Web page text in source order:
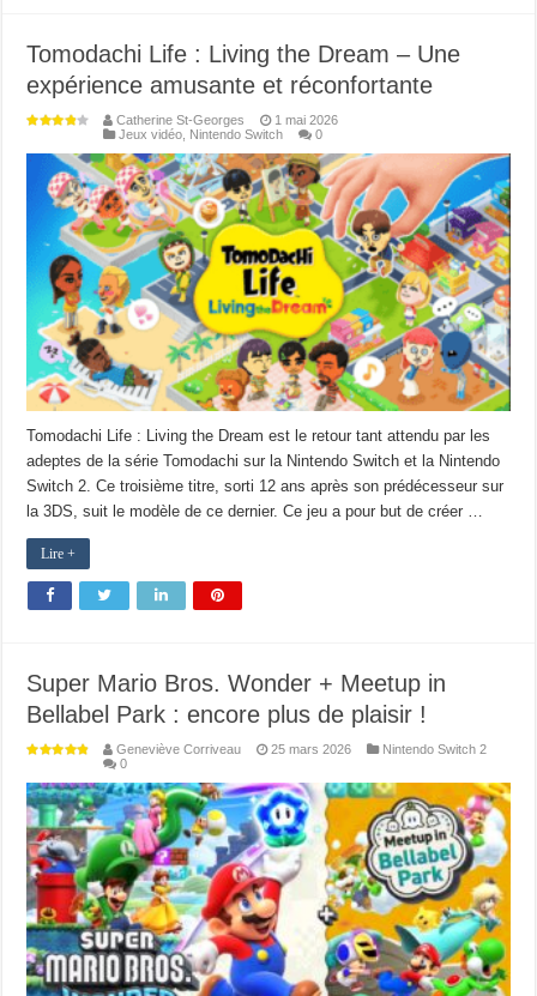
Tomodachi Life : Living the Dream – Une
expérience amusante et réconfortante
Catherine St-Georges
1 mai 2026
Jeux vidéo Nintendo Switch 0
Tomodachi Life : Living the Dream est le retour tant attendu par les
adeptes de la série Tomodachi sur la Nintendo Switch et la Nintendo
Switch 2. Ce troisième titre, sorti 12 ans après son prédécesseur sur
la 3DS, suit le modèle de ce dernier. Ce jeu a pour but de créer …
Lire +
Super Mario Bros. Wonder + Meetup in
Bellabel Park : encore plus de plaisir !
Geneviève Corriveau 25 mars 2026
Nintendo Switch 2
0